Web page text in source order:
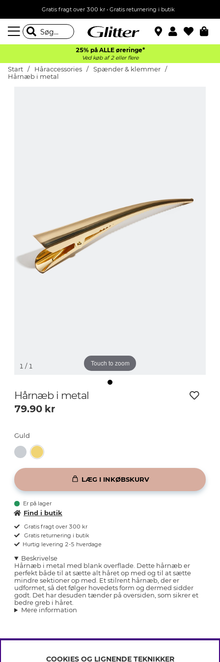
Gratis fragt over 300 kr • Gratis returnering i butik
25% på ALLE øreringe*
Ved køb af 2 eller flere
Start Håraccessories
Spænder & klemmer
Hårnæb i metal
Touch to zoom
1 / 1
Hårnæb i metal
79.90 kr
Guld
LÆG I INKØBSKURV
Er på lager
Find i butik
Gratis fragt over 300 kr
Gratis returnering i butik
Hurtig levering 2-5 hverdage
Beskrivelse
Hårnæb i metal med blank overflade. Dette hårnæb er
perfekt både til at sætte alt håret op med og til at sætte
mindre sektioner op med. Et stilrent hårnæb, der er
udformet, så det følger hovedets form og dermed sidder
godt. Det har desuden tænder på oversiden, som sikrer et
bedre greb i håret.
Mere information
COOKIES OG LIGNENDE TEKNIKKER